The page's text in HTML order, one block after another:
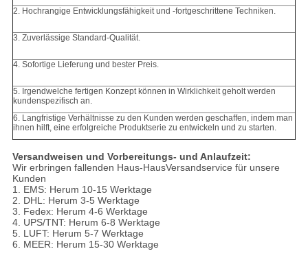
2. Hochrangige Entwicklungsfähigkeit und -fortgeschrittene Techniken.
3. Zuverlässige Standard-Qualität.
4. Sofortige Lieferung und bester Preis.
5. Irgendwelche fertigen Konzept können in Wirklichkeit geholt werden
kundenspezifisch an.
6. Langfristige Verhältnisse zu den Kunden werden geschaffen, indem man
ihnen hilft, eine erfolgreiche Produktserie zu entwickeln und zu starten.
Versandweisen und Vorbereitungs- und Anlaufzeit:
Wir erbringen fallenden Haus-HausVersandservice für unsere
Kunden
1. EMS: Herum 10-15 Werktage
2. DHL: Herum 3-5 Werktage
3. Fedex: Herum 4-6 Werktage
4. UPS/TNT: Herum 6-8 Werktage
5. LUFT: Herum 5-7 Werktage
6. MEER: Herum 15-30 Werktage